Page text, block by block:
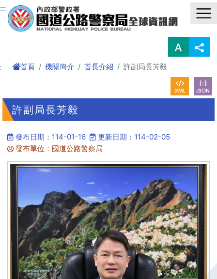
進入內容區塊
:::
首頁 機關簡介 首長介紹 許副局長芳毅
許副局長芳毅
發布日期：114-01-16
更新日期：114-02-05
發布單位：國道公路警察局